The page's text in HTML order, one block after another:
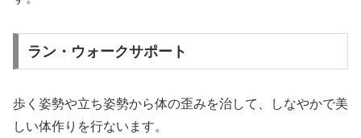
ラン・ウォークサポート
歩く姿勢や立ち姿勢から体の歪みを治して、しなやかで美
しい体作りを行ないます。